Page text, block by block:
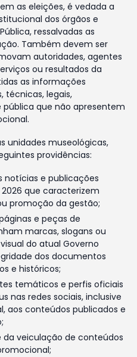
as eleições, é vedada a
dos órgãos e
ressalvadas as
Também devem ser
autoridades, agentes
ou resultados da
as informações
técnicas, legais,
que não apresentem
unidades museológicas,
providências:
e publicações
que caracterizem
promoção da gestão;
e peças de
marcas, slogans ou
do atual Governo
dos documentos
e históricos;
temáticos e perfis oficiais
nas redes sociais, inclusive
aos conteúdos publicados e
da veiculação de conteúdos